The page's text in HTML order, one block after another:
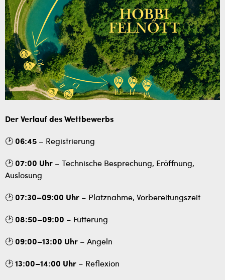
Der Verlauf des Wettbewerbs
🕑 06:45 – Registrierung
🕑 07:00 Uhr – Technische Besprechung, Eröffnung,
Auslosung
🕑 07:30–09:00 Uhr – Platznahme, Vorbereitungszeit
🕑 08:50–09:00 – Fütterung
🕑 09:00–13:00 Uhr – Angeln
🕑 13:00–14:00 Uhr – Reflexion